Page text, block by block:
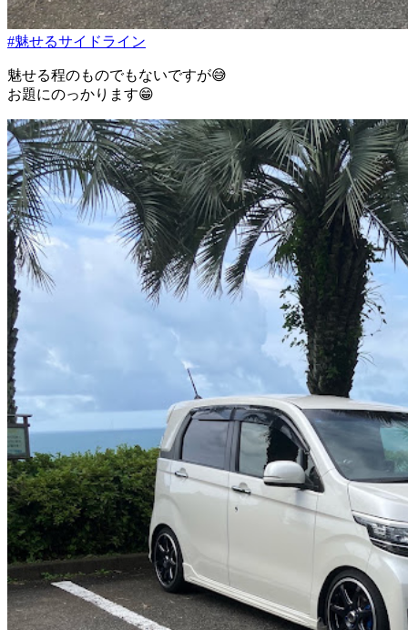
#魅せるサイドライン
魅せる程のものでもないですが😅
お題にのっかります😁